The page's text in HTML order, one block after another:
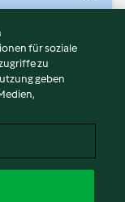
für soziale
zu
geben